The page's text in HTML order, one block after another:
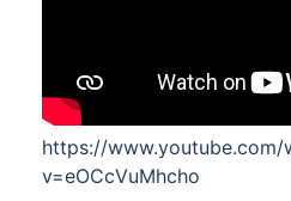
https://www.youtube.com/
v=eOCcVuMhcho